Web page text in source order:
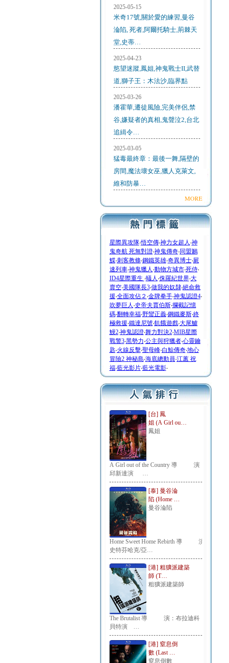
2025-05-15
米奇17號,關於愛的練習,曼谷
淪陷, 死者,阿爾托騎士,荊棘天
堂,史蒂…
2025-04-23
慾望迷蹤,鳳姐,神鬼戰士II,武替
道,獅子王：木法沙,臨界點
2025-03-26
潘霍華,遷徒風險,完美伴侶,禁
谷,嫌疑者的真相,鬼聲泣2,台北
追緝令…
2025-03-05
猛毒最終章：最後一舞,隔壁的
房間,魔法壞女巫,獵人克萊文,
維和防暴…
MORE
星際異攻隊‧悟空傳‧神力女超人 ‧神
鬼奇航 死無對證‧神鬼傳奇‧同盟鶼
鰈‧刺客教條‧鋼鐵英雄‧奇異博士‧屍
速列車‧神鬼獵人 ‧動物方城市‧死侍‧
ID4星際重生 ‧蟻人 ‧侏羅紀世界‧大
賣空‧美國隊長3‧做我的奴隸‧絕命救
援‧全面攻佔２ ‧金牌拳手‧神鬼認證4‧
吹夢巨人 ‧史帝夫賈伯斯‧攔截記憶
碼‧翻轉幸福‧野蠻正義‧鋼鐵麥斯‧終
極救援‧鐵達尼號‧飢餓遊戲‧大尾鱸
鰻2‧神鬼認證‧舞力對決2‧MIB星際
戰警3‧黑勢力‧公主與狩獵者‧心靈鑰
匙‧火線反擊‧聖母峰‧白鯨傳奇‧地心
冒險2 神秘島‧海底總動員‧江蕙 祝
福‧藍光影片‧藍光電影‧
[台] 鳳
姐 (A Girl ou…
鳳姐
A Girl out of the Country 導 演：
邱新達演 …
[泰] 曼谷淪
陷 (Home …
曼谷淪陷
Home Sweet Home Rebirth 導 演：
史特芬哈克/亞…
[港] 粗獷派建築
師 (T…
粗獷派建築師
The Brutalist 導 演：布拉迪科
貝特演 …
[港] 窒息倒
數 (Last …
窒息倒數